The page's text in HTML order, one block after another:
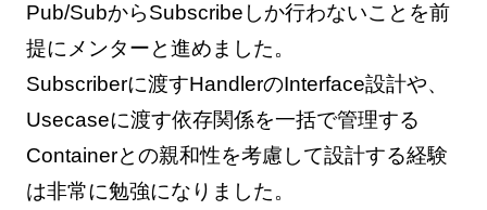
Pub/SubからSubscribeしか行わないことを前
提にメンターと進めました。
Subscriberに渡すHandlerのInterface設計や、
Usecaseに渡す依存関係を一括で管理する
Containerとの親和性を考慮して設計する経験
は非常に勉強になりました。